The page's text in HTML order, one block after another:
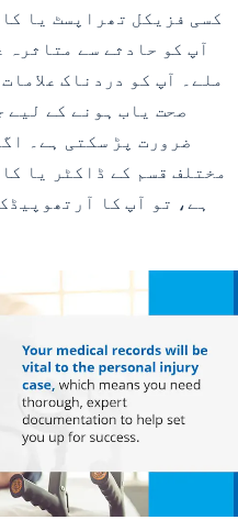
کسی فزیکل تھراپسٹ یا
آپ کو حادثے سے متاثرہ
ملے۔ آپ کو دردناک
صحت یاب ہونے کے لیے
ضرورت پڑ سکتی ہے۔
مختلف قسم کے ڈاکٹر یا
ہے، تو آپ کا